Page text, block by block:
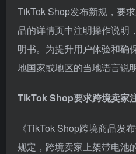
TikTok Shop发布新规，要
品的详情页中注明操作说明
明书。为提升用户体验和确
地国家或地区的当地语言说明
TikTok Shop要求跨境卖家
《TikTok Shop跨境商品发
规定，跨境卖家上架带电池